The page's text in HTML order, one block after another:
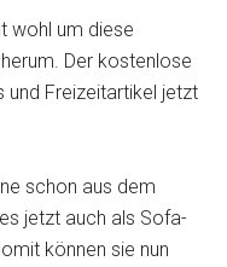
wohl um diese
Der kostenlose
und Freizeitartikel jetzt
schon aus dem
jetzt auch als Sofa-
können sie nun